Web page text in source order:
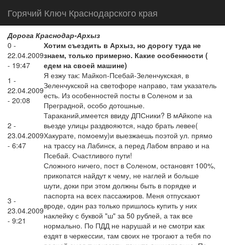
Горячий Ключ Краснодарского края
Дорога Краснодар-Архыз
0 -
22.04.2009
- 19:47
Хотим съездить в Архыз, но дорогу туда не
знаем, только примерно. Какие особенности (
едем на своей машине)
1 -
22.04.2009
- 20:08
Я езжу так: Майкоп-Псебай-Зеленчукская, в
Зеленчукской на светофоре направо, там указатель
есть. Из особенностей посты в Соленом и за
Преградной, особо дотошные.
2 -
23.04.2009
- 6:47
Тараканий,имеется ввиду ДПСники? В мАйкопе на
вьезде улицы раздвояются, надо брать левее(
Хакурате, помоему)и выезжаешь поэтой ул. прямо
на трассу на Лабинск, а перед Лабом вправо и на
Псебай. Счастливого пути!
3 -
23.04.2009
- 9:21
Сложного ничего, пост в Соленом, остановят 100%,
прикопатся найдут к чему, не наглей и больше
шути, доки при этом должны быть в порядке и
паспорта на всех пассажиров. Меня отпускают
вроде, один раз только пришлось купить у них
наклейку с буквой "ш" за 50 рублей, а так все
нормально. По ПДД не нарушай и не смотри как
ездят в черкессии, там своих не трогают а тебя по